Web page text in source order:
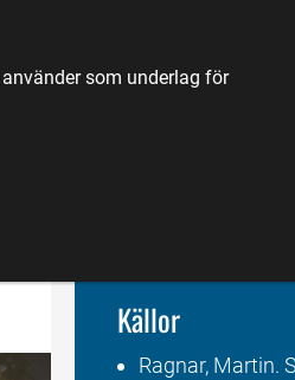
som underlag för
FÖRDJUPNING
Källor
Ragnar, Martin.